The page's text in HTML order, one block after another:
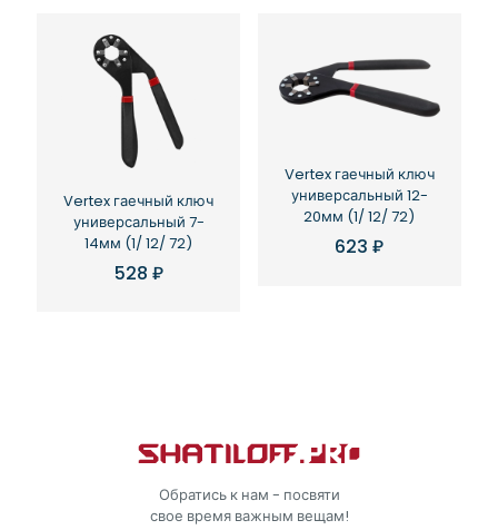
Vertex гаечный ключ
универсальный 7-
14мм (1/ 12/ 72)
528 ₽
Vertex гаечный ключ
универсальный 12-
20мм (1/ 12/ 72)
623₽
Обратись к нам - посвяти
свое время важным вещам!